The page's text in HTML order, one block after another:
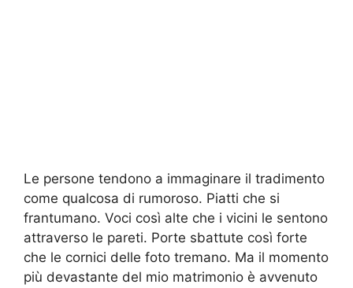
Le persone tendono a immaginare il tradimento
come qualcosa di rumoroso. Piatti che si
frantumano. Voci così alte che i vicini le sentono
attraverso le pareti. Porte sbattute così forte
che le cornici delle foto tremano. Ma il momento
più devastante del mio matrimonio è avvenuto